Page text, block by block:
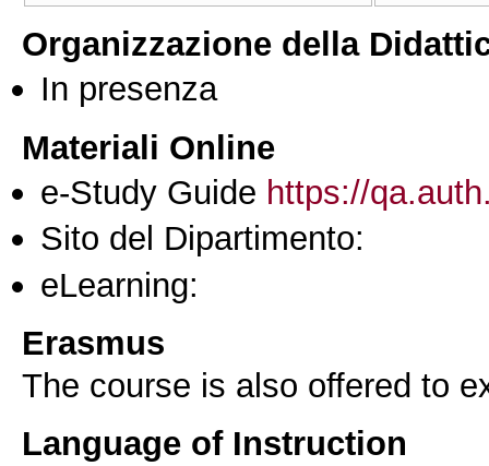
Organizzazione della
In presenza
Materiali Online
e-Study Guide https://
Sito del Dipartimento:
eLearning:
Erasmus
The course is also offered to
Language of Instruction